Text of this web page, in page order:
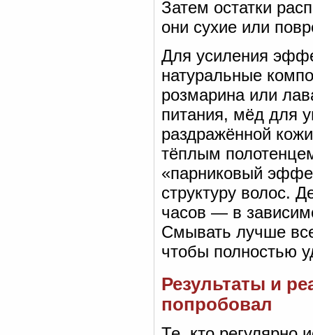
Затем остатки
они сухие или
Для усиления
натуральные
розмарина или
питания, мёд для
раздражённой
тёплым
«парниковый
структуру волос.
часов — в
Смывать лучше
чтобы полностью
Результаты и
попробовал